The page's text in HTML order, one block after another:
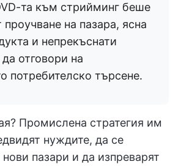
та към стрийминг беше
проучване на пазара, ясна
и непрекъснати
отговори на
потребителско търсене.
Промислена стратегия им
нуждите, да се
пазари и да изпреварят